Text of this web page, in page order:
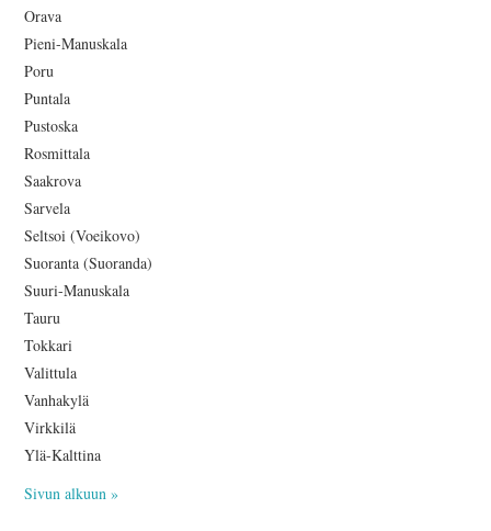
Orava
Pieni-Manuskala
Poru
Puntala
Pustoska
Rosmittala
Saakrova
Sarvela
Seltsoi (Voeikovo)
Suoranta (Suoranda)
Suuri-Manuskala
Tauru
Tokkari
Valittula
Vanhakylä
Virkkilä
Ylä-Kalttina
Sivun alkuun »